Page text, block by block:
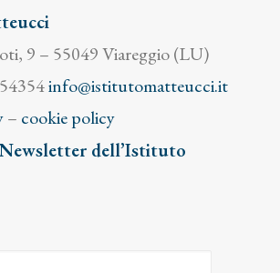
9 – 55049 Viareggio (LU)
info@istitutomatteucci.it
– cookie policy
dell’Istituto